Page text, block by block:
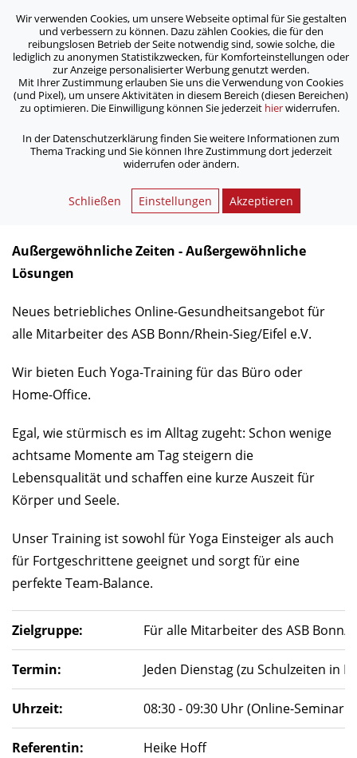
ASB Bonn/Rhein-Sieg/Eifel e.V.
bewegt Menschen
Home / Bildungswerk / Onlineschulungen /
Neues betriebliches Online-Gesundheitsangebot
Neues betriebliches Online-
Gesundheitsangebot
Außergewöhnliche Zeiten - Außergewöhnliche
Lösungen
Neues betriebliches Online-Gesundheitsangebotfür
alle Mitarbeiter des ASB Bonn/Rhein-Sieg/Eifel e.V.
Wir bieten Euch Yoga-Training für das Büro oder
Home-Office.
Egal, wie stürmisch es im Alltag zugeht: Schon wenige
achtsame Momente am Tag steigern die
Lebensqualität und schaffen eine kurze Auszeit für
Körper und Seele.
Unser Training ist sowohl für Yoga Einsteiger als auch
für Fortgeschrittene geeignet und sorgt für eine
perfekte Team-Balance.
Zielgruppe: Für alle Mitarbeiter des ASB Bonn/
Termin: Jeden Dienstag (zu Schulzeiten in
Uhrzeit: 08:30 - 09:30 Uhr (Online-
Referentin: Heike Hoff
Wir verwenden Cookies, um unsere Webseite optimal für Sie gestalten
und verbessern zu können. Dazu zählen Cookies, die für den
reibungslosen Betrieb der Seite notwendig sind, sowie solche, die
lediglich zu anonymen Statistikzwecken, für Komforteinstellungen oder
zur Anzeige personalisierter Werbung genutzt werden.
Mit Ihrer Zustimmung erlauben Sie uns die Verwendung von Cookies
(und Pixel), um unsere Aktivitäten in diesem Bereich (diesen Bereichen)
zu optimieren. Die Einwilligung können Sie jederzeit hierwiderrufen.
In der Datenschutzerklärung finden Sie weitere Informationen zum
Thema Tracking und Sie können Ihre Zustimmung dort jederzeit
widerrufen oder ändern.
Schließen Einstellungen Akzeptieren